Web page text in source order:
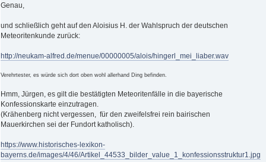
Genau,
und schließlich geht auf den Aloisius H. der Wahlspruch der deutschen
Meteoritenkunde zurück:
http://neukam-alfred.de/menue/00000005/alois/hingerl_mei_liaber.wav
Verehrtester, es würde sich dort oben wohl allerhand Ding befinden.
Hmm, Jürgen, es gilt die bestätigten Meteoritenfälle in die bayerische
Konfessionskarte einzutragen.
(Krähenberg nicht vergessen, für den zweifelsfrei rein bairischen
Mauerkirchen sei der Fundort katholisch).
https://www.historisches-lexikon-
bayerns.de/images/4/46/Artikel_44533_bilder_value_1_konfessionsstruktur1.jpg